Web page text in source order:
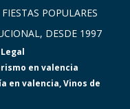
POPULARES
DESDE 1997
en valencia
en valencia,Vinos de